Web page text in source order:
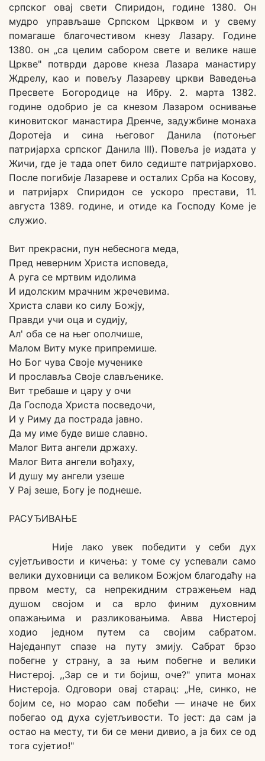
српског овај свети Спиридон, године 1380. Он
мудро управљаше Српском Црквом и у свему
помагаше благочестивом кнезу Лазару. Године
1380. он „са целим сабором свете и велике наше
Цркве" потврди дарове кнеза Лазара манастиру
Ждрелу, као и повељу Лазареву цркви Ваведења
Пресвете Богородице на Ибру. 2. марта 1382.
године одобрио је са кнезом Лазаром оснивање
киновитског манастира Дренче, задужбине монаха
Доротеја и сина његовог Данила (потоњег
патријарха српског Данила III). Повеља је издата у
Жичи, где је тада опет било седиште патријархово.
После погибије Лазареве и осталих Срба на Косову,
и патријарх Спиридон се ускоро престави, 11.
августа 1389. године, и отиде ка Господу Коме је
служио.
Вит прекрасни, пун небеснога меда,
Пред неверним Христа исповеда,
A руга се мртвим идолима
И идолским мрачним жречевима.
Христа слави ко силу Божју,
Правди учи оца и судију,
Ал' оба се на њег ополчише,
Малом Виту муке припремише.
Но Бог чува Своје мученике
И прославља Своје слављенике.
Вит требаше и цару у очи
Да Господа Христа посведочи,
И у Риму да пострада јавно.
Да му име буде више славно.
Maлoг Вита ангели држаху.
Maлoг Вита ангели вођаху,
И душу му ангели узеше
У Рај зеше, Богу је поднеше.
РАСУЂИВАЊЕ
Није лако увек победити у себи дух
сујетљивости и кичења: у томе су успевали само
велики духовници са великом Божјом благодаћу на
првом месту, са непрекидним стражењем над
душом својом и са врло финим духовним
опажањима и разликовањима. Авва Нистерој
ходио једном путем са својим сабратом.
Наједанпут спазе на путу змију. Сабрат брзо
побегне у страну, a за њим побегне и велики
Нистерој. ,,3ар се и ти бојиш, оче?" упита монах
Нистероја. Одговори овај старац: „He, синко, не
бојим се, но морао сам побећи — иначе не бих
побегао од духа сујетљивости. To јест: да сам ја
остао на месту, ти би се мени дивио, a ja бих се од
тога сујетио!"